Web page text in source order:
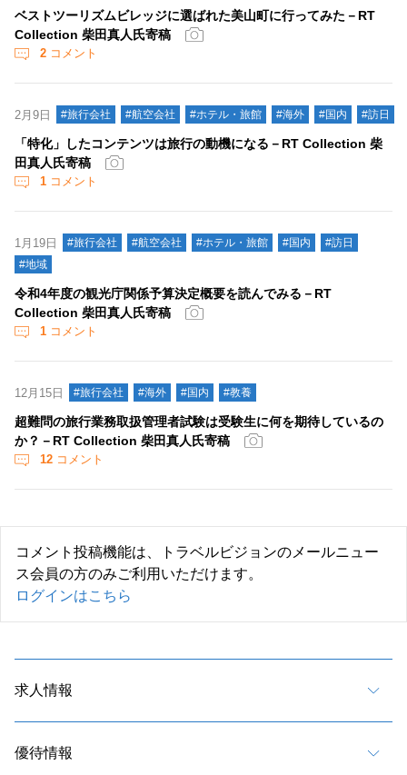
ベストツーリズムビレッジに選ばれた美山町に行ってみた－RT
Collection 柴田真人氏寄稿
2 コメント
2月9日 #旅行会社 #航空会社 #ホテル・旅館 #海外 #国内 #訪日
「特化」したコンテンツは旅行の動機になる－RT Collection 柴
田真人氏寄稿
1 コメント
1月19日 #旅行会社 #航空会社 #ホテル・旅館 #国内
#訪日
#地域
令和4年度の観光庁関係予算決定概要を読んでみる－RT
Collection 柴田真人氏寄稿
1 コメント
12月15日 #旅行会社 #海外 #国内 #教養
超難問の旅行業務取扱管理者試験は受験生に何を期待しているの
か？－RT Collection 柴田真人氏寄稿
12 コメント
コメント投稿機能は、トラベルビジョンのメールニュー
ス会員の方のみご利用いただけます。
ログインはこちら
求人情報
優待情報